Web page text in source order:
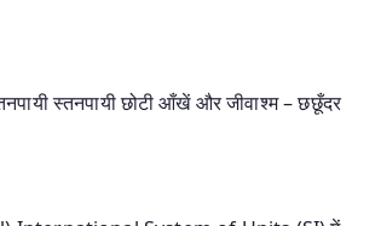
स्तनपायी छोटी आँखें और जीवाश्म – छछूँदर